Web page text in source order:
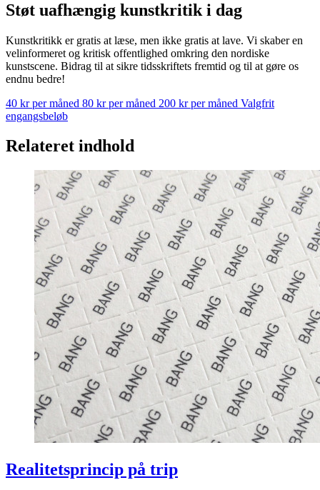
Støt uafhængig kunstkritik i dag
Kunstkritikk er gratis at læse, men ikke gratis at lave. Vi skaber en
velinformeret og kritisk offentlighed omkring den nordiske
kunstscene. Bidrag til at sikre tidsskriftets fremtid og til at gøre os
endnu bedre!
40 kr per måned 80 kr per måned 200 kr per måned Valgfrit
engangsbeløb
Relateret indhold
Realitetsprincip på trip